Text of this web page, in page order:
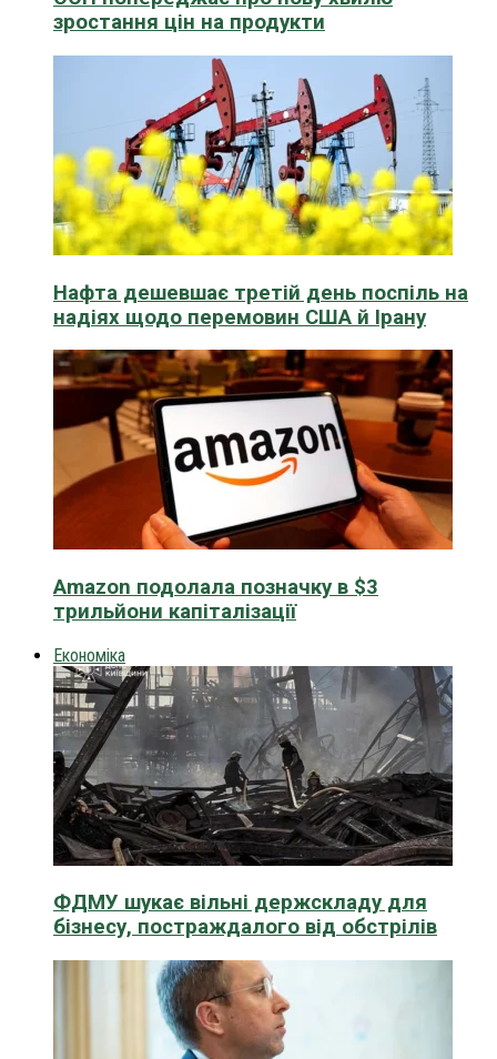
зростання цін на продукти
Нафта дешевшає третій день поспіль на
надіях щодо перемовин США й Ірану
Amazon подолала позначку в $3
трильйони капіталізації
Економіка
ФДМУ шукає вільні держскладу для
бізнесу, постраждалого від обстрілів